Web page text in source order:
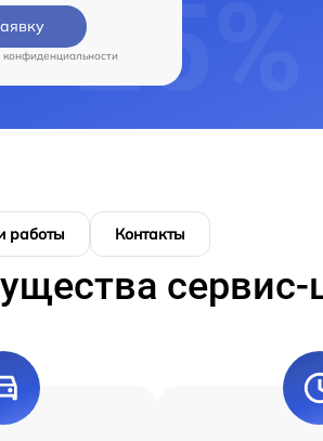
конфиденциальности
работы Контакты
сервис-